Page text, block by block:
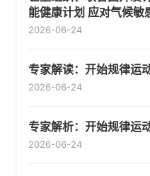
能健康计划 应对气候敏
2026-06-24
专家解读：开始规律运
2026-06-24
专家解析：开始规律运
2026-06-24